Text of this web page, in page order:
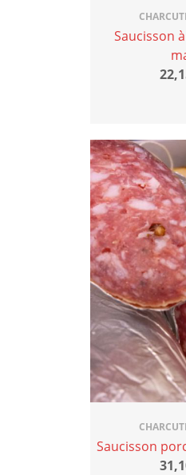
Saucisson
Saucisson